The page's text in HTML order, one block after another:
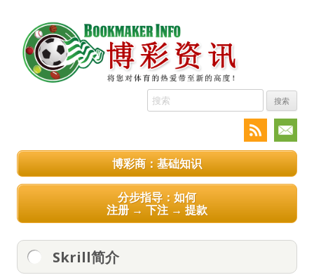
搜
索:
博彩商：基础知识
分步指导：如何
注册 → 下注 → 提款
Skrill简介